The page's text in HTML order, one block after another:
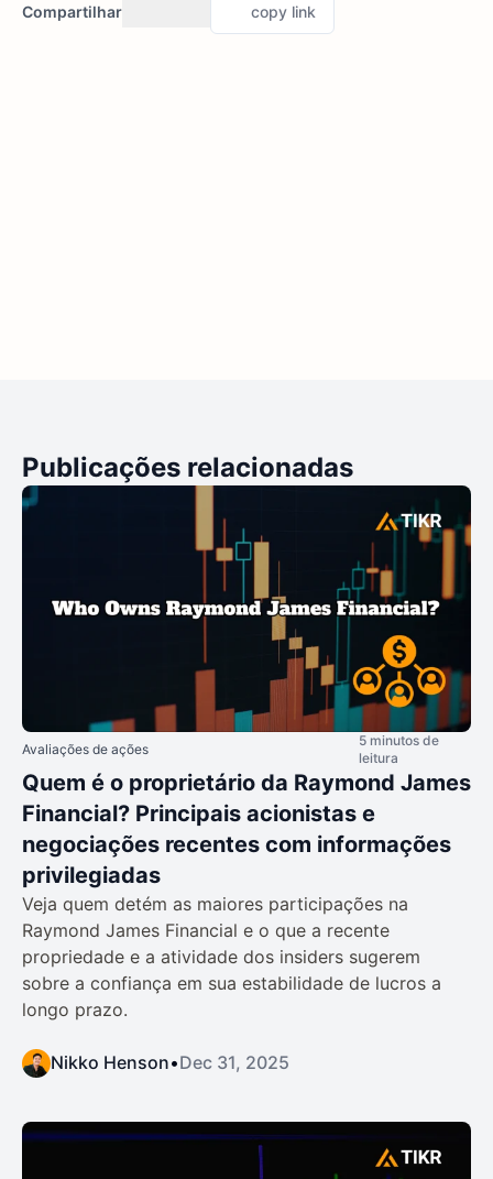
Compartilhar copy link
Publicações relacionadas
Avaliações de ações
5 minutos de
leitura
Quem é o proprietário da Raymond James
Financial? Principais acionistas e
negociações recentes com informações
privilegiadas
Veja quem detém as maiores participações na
Raymond James Financial e o que a recente
propriedade e a atividade dos insiders sugerem
sobre a confiança em sua estabilidade de lucros a
longo prazo.
Nikko Henson•Dec 31, 2025